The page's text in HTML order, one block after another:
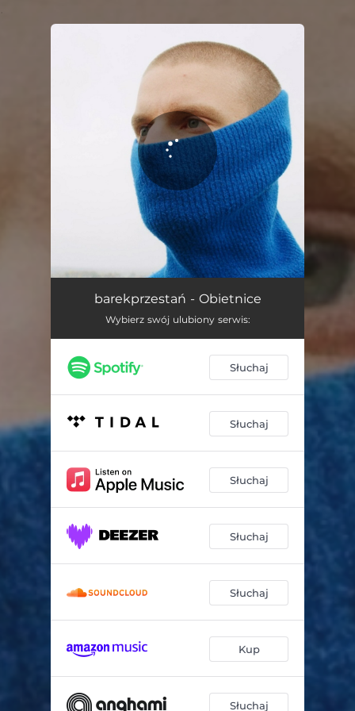
You're all set!
Obietnice 02:59
barekprzestań - Obietnice
Wybierz swój ulubiony serwis:
Słuchaj
Słuchaj
Słuchaj
Słuchaj
Słuchaj
Kup
Słuchaj